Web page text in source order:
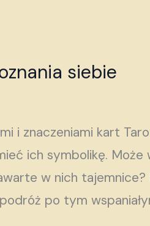
siebie
i znaczeniami kart
ich symbolikę.
w nich
po tym